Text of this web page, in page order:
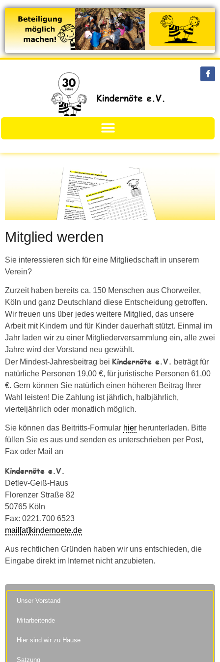
Mitglied werden
Sie interessieren sich für eine Mitgliedschaft in unserem
Verein?
Zurzeit haben bereits ca. 150 Menschen aus Chorweiler,
Köln und ganz Deutschland diese Entscheidung getroffen.
Wir freuen uns über jedes weitere Mitglied, das unsere
Arbeit mit Kindern und für Kinder dauerhaft stützt. Einmal im
Jahr laden wir zu einer Mitgliederversammlung ein, alle zwei
Jahre wird der Vorstand neu gewählt.
Der Mindest-Jahresbeitrag bei Kindernöte e.V. beträgt für
natürliche Personen 19,00 €, für juristische Personen 61,00
€. Gern können Sie natürlich einen höheren Beitrag Ihrer
Wahl leisten! Die Zahlung ist jährlich, halbjährlich,
vierteljährlich oder monatlich möglich.
Sie können das Beitritts-Formular hier herunterladen. Bitte
füllen Sie es aus und senden es unterschrieben per Post,
Fax oder Mail an
Kindernöte e.V.
Detlev-Geiß-Haus
Florenzer Straße 82
50765 Köln
Fax: 0221.700 6523
mail[at]kindernoete.de
Aus rechtlichen Gründen haben wir uns entschieden, die
Eingabe direkt im Internet nicht anzubieten.
Unser Vorstand
Mitarbeitende
Hier sind wir zu Hause
Satzung